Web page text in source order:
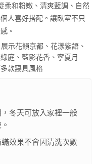
柔和粉嫩、清爽藍調、自然
人喜好搭配。讓臥室不只
。
冬天可放入家裡一般
效果不會因清洗次數